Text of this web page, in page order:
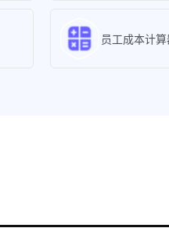
员工成本计算